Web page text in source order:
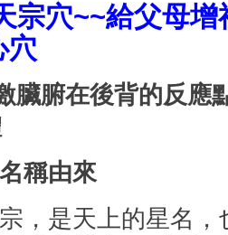
宗穴~~給父母增
穴
臟腑在後背的反應
稱由來
，是天上的星名，